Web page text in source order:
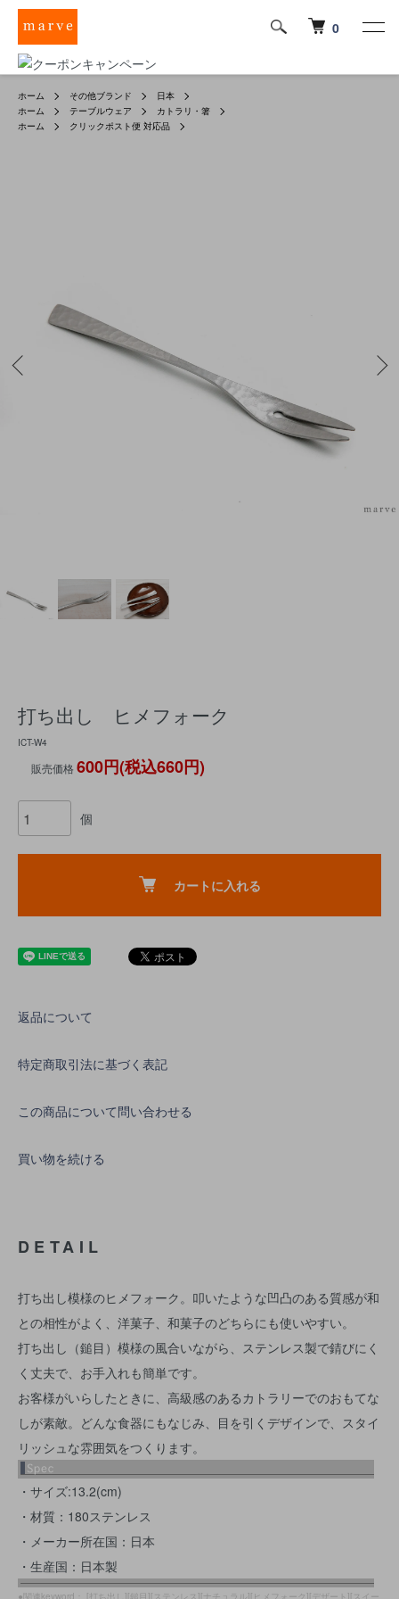
0
ホーム その他ブランド
日本
ホーム
テーブルウェア
カトラリ・箸
ホーム
クリックポスト便 対応品
打ち出し ヒメフォーク
ICT-W4
販売価格 600円(税込660円)
個
カートに入れる
返品について
特定商取引法に基づく表記
この商品について問い合わせる
買い物を続ける
DETAIL
打ち出し模様のヒメフォーク。叩いたような凹凸のある質感が和
との相性がよく、洋菓子、和菓子のどちらにも使いやすい。
打ち出し（鎚目）模様の風合いながら、ステンレス製で錆びにく
く丈夫で、お手入れも簡単です。
お客様がいらしたときに、高級感のあるカトラリーでのおもてな
しが素敵。どんな食器にもなじみ、目を引くデザインで、スタイ
リッシュな雰囲気をつくります。
・サイズ:13.2(cm)
・材質：180ステンレス
・メーカー所在国：日本
・生産国：日本製
●関連keyword： [打ち出し][鎚目][ステンレス][ナチュラル][ヒメフォーク][デザート][スイー